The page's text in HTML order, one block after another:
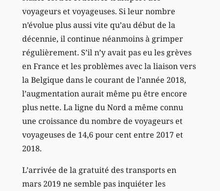
voyageurs et voyageuses. Si leur nombre
n’évolue plus aussi vite qu’au début de la
décennie, il continue néanmoins à grimper
régulièrement. S’il n’y avait pas eu les grèves
en France et les problèmes avec la liaison vers
la Belgique dans le courant de l’année 2018,
l’augmentation aurait même pu être encore
plus nette. La ligne du Nord a même connu
une croissance du nombre de voyageurs et
voyageuses de 14,6 pour cent entre 2017 et
2018.
L’arrivée de la gratuité des transports en
mars 2019 ne semble pas inquiéter les